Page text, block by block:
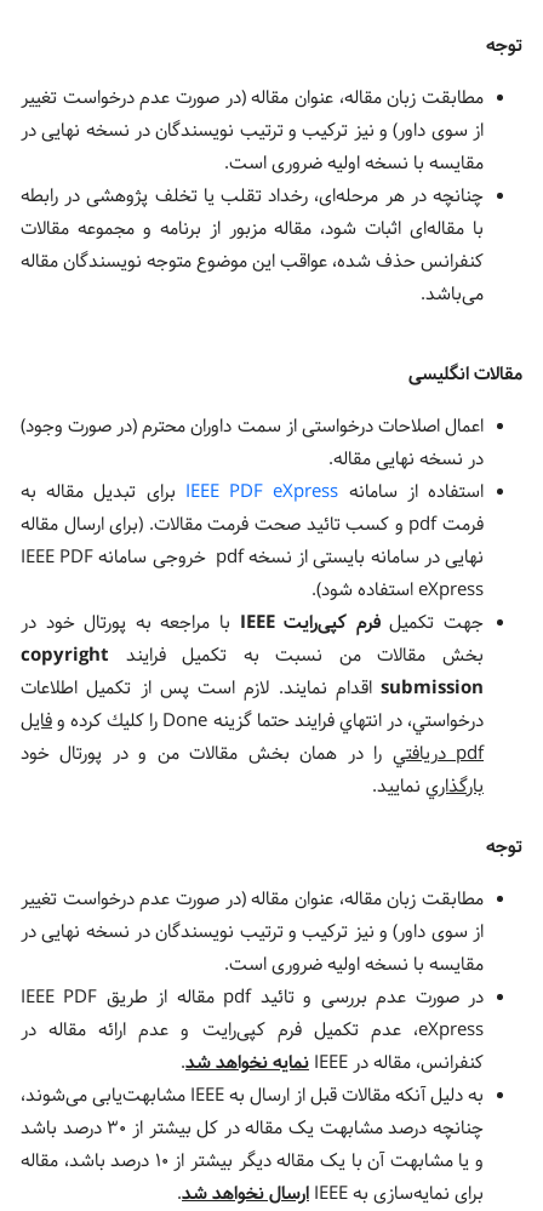
توجه
مطابقت زبان مقاله، عنوان مقاله (در صورت عدم درخواست تغییر
از سوی داور) و نیز ترکیب و ترتیب نویسندگان در نسخه نهایی در
مقایسه با نسخه اولیه ضروری است.
چنانچه در هر مرحله‌ای، رخداد تقلب یا تخلف پژوهشی در رابطه
با مقاله‌ای اثبات شود، مقاله مزبور از برنامه و مجموعه مقالات
کنفرانس حذف شده، عواقب این موضوع متوجه نویسندگان مقاله
می‌باشد.
مقالات انگلیسی
اعمال اصلاحات درخواستی از سمت داوران محترم (در صورت وجود)
در نسخه نهایی مقاله.
استفاده از سامانه IEEE PDF eXpress برای تبدیل مقاله به
فرمت pdf و کسب تائید صحت فرمت مقالات. (برای ارسال مقاله
نهایی در سامانه بایستی از نسخه pdf خروجی سامانه IEEE PDF
eXpress استفاده شود).
جهت تکمیلفرم کپی‌رایت IEEE
با مراجعه به پورتال خود در
بخش مقالات من نسبت به تكميل فرايند copyright
submission اقدام نمايند. لازم است پس از تكميل اطلاعات
درخواستي، در انتهاي فرايند حتما گزينه Done را كليك كرده و
فايل
pdf دريافتي
را در همان بخش مقالات من و در پورتال خود
بارگذاري نماييد.
توجه
مطابقت زبان مقاله، عنوان مقاله (در صورت عدم درخواست تغییر
از سوی داور) و نیز ترکیب و ترتیب نویسندگان در نسخه نهایی در
مقایسه با نسخه اولیه ضروری است.
در صورت عدم بررسی و تائید pdf مقاله از طریق IEEE PDF
eXpress، عدم تکمیل فرم کپی‌رایت و عدم ارائه‌ مقاله در
کنفرانس، مقاله در IEEE
نمایه نخواهد شد.
به دلیل آنکه مقالات قبل از ارسال به IEEE مشابهت‌یابی می‌شوند،
چنانچه درصد مشابهت یک مقاله در کل بیشتر از ۳۰ درصد باشد
و یا مشابهت آن با یک مقاله دیگر بیشتر از ۱۰ درصد باشد، مقاله
برای نمایه‌سازی به IEEE
ارسال نخواهد شد.